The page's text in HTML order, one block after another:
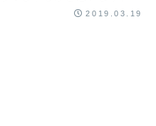
2019.03.19